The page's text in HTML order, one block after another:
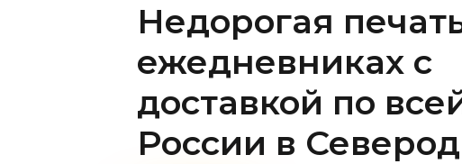
Недорогая
ежедневниках с
доставкой по
России в